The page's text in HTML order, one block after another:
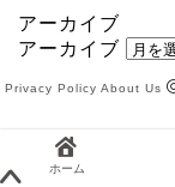
アーカイブ
アーカイブ
Privacy Policy About Us
ホーム